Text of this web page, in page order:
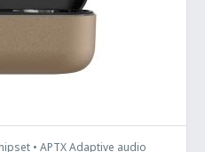
• APTX Adaptive audio